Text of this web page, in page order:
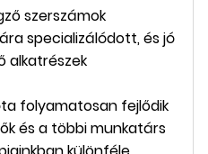
szerszámok
specializálódott, és jó
alkatrészek
folyamatosan fejlődik
és a többi munkatárs